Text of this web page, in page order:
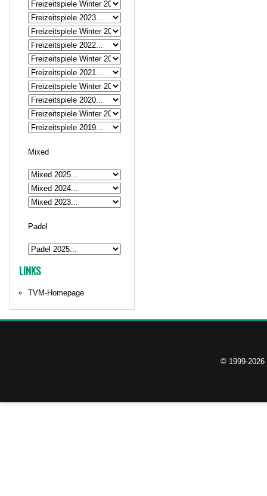
Mixed
Padel
LINKS
TVM-Homepage
© 1999-2026